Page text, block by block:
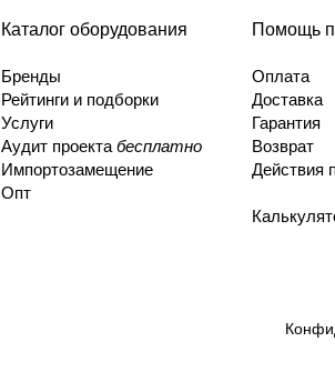
Каталог оборудования
Бренды
Рейтинги и подборки
Услуги
Аудит проекта бесплатно
Импортозамещение
Опт
Помощь
Оплата
Доставка
Гарантия
Возврат
Действия